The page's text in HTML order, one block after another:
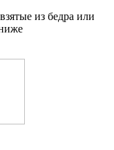
из бедра или